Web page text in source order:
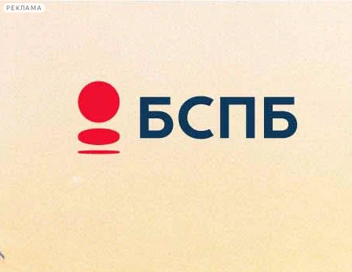
РЕКЛАМА
Сегодня:
2026.08.07
15:47
Афиша Plus